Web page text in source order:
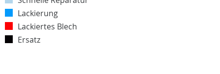
Lackierung
Lackiertes Blech
Ersatz